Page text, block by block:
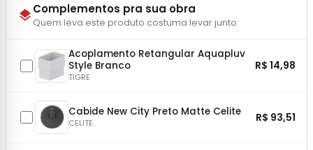
layersComplementos pra sua obra
Quem leva este produto costuma levar junto:
Acoplamento Retangular Aquapluv
Style Branco
TIGRE
R$ 14,98
Cabide New City Preto Matte Celite
CELITE R$ 93,51